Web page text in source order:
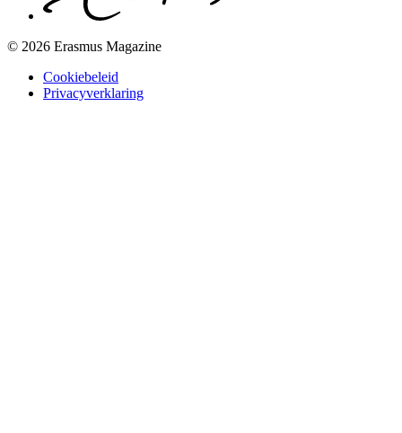
© 2026 Erasmus Magazine
Cookiebeleid
Privacyverklaring